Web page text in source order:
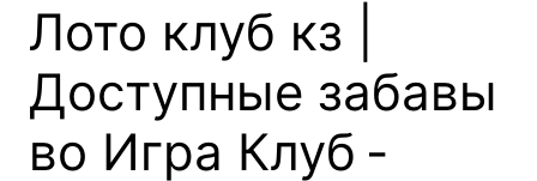
Лото клуб кз |
Доступные забавы
во Игра Клуб -